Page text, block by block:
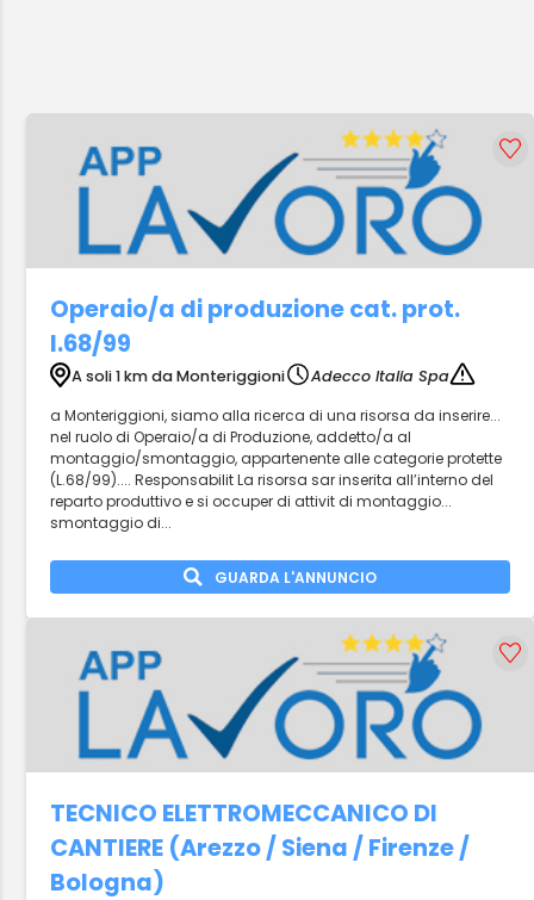
Operaio/a di produzione cat. prot.
l.68/99
A soli 1 km da Monteriggioni
Adecco Italia Spa
a Monteriggioni, siamo alla ricerca di una risorsa da inserire...
nel ruolo di Operaio/a di Produzione, addetto/a al
montaggio/smontaggio, appartenente alle categorie protette
(L.68/99).... Responsabilit La risorsa sar inserita all’interno del
reparto produttivo e si occuper di attivit di montaggio...
smontaggio di...
GUARDA L'ANNUNCIO
TECNICO ELETTROMECCANICO DI
CANTIERE (Arezzo / Siena / Firenze /
Bologna)